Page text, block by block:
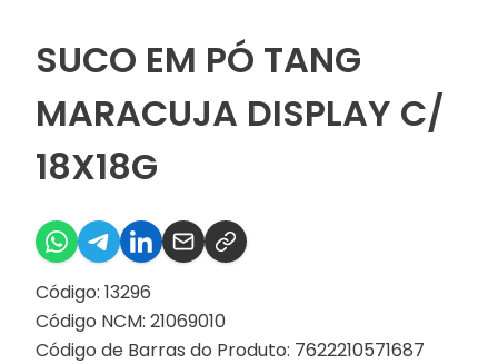
SUCO EM PÓ TANG
MARACUJA DISPLAY C/
18X18G
Código: 13296
Código NCM: 21069010
Código de Barras do Produto: 7622210571687